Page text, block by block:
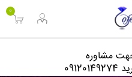
0
مشاوره